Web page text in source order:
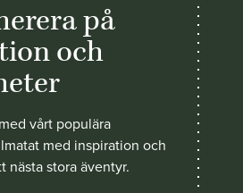
på
och
vårt populära
med inspiration och
nästa stora äventyr.